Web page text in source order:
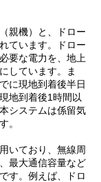
親機）と、ドロー
ています。ドロー
要な電力を、地上
しています。ま
に現地到着後半日
地到着後1時間以
システムは係留気
。
いており、無線周
最大通信容量など
す。例えば、ドロ